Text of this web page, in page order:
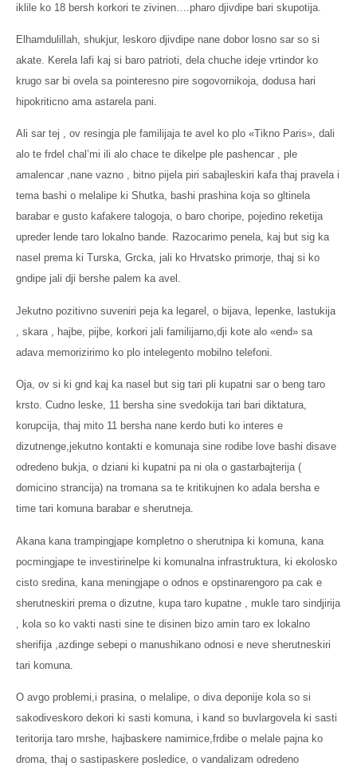
iklile ko 18 bersh korkori te zivinen….pharo djivdipe bari skupotija.
Elhamdulillah, shukjur, leskoro djivdipe nane dobor losno sar so si
akate. Kerela lafi kaj si baro patrioti, dela chuche ideje vrtindor ko
krugo sar bi ovela sa pointeresno pire sogovornikoja, dodusa hari
hipokriticno ama astarela pani.
Ali sar tej , ov resingja ple familijaja te avel ko plo «Tikno Paris», dali
alo te frdel chal’mi ili alo chace te dikelpe ple pashencar , ple
amalencar ,nane vazno , bitno pijela piri sabajleskiri kafa thaj pravela i
tema bashi o melalipe ki Shutka, bashi prashina koja so gltinela
barabar e gusto kafakere talogoja, o baro choripe, pojedino reketija
upreder lende taro lokalno bande. Razocarimo penela, kaj but sig ka
nasel prema ki Turska, Grcka, jali ko Hrvatsko primorje, thaj si ko
gndipe jali dji bershe palem ka avel.
Jekutno pozitivno suveniri peja ka legarel, o bijava, lepenke, lastukija
, skara , hajbe, pijbe, korkori jali familijarno,dji kote alo «end» sa
adava memorizirimo ko plo intelegento mobilno telefoni.
Oja, ov si ki gnd kaj ka nasel but sig tari pli kupatni sar o beng taro
krsto. Cudno leske, 11 bersha sine svedokija tari bari diktatura,
korupcija, thaj mito 11 bersha nane kerdo buti ko interes e
dizutnenge,jekutno kontakti e komunaja sine rodibe love bashi disave
odredeno bukja, o dziani ki kupatni pa ni ola o gastarbajterija (
domicino strancija) na tromana sa te kritikujnen ko adala bersha e
time tari komuna barabar e sherutneja.
Akana kana trampingjape kompletno o sherutnipa ki komuna, kana
pocmingjape te investirinelpe ki komunalna infrastruktura, ki ekolosko
cisto sredina, kana meningjape o odnos e opstinarengoro pa cak e
sherutneskiri prema o dizutne, kupa taro kupatne , mukle taro sindjirija
, kola so ko vakti nasti sine te disinen bizo amin taro ex lokalno
sherifija ,azdinge sebepi o manushikano odnosi e neve sherutneskiri
tari komuna.
O avgo problemi,i prasina, o melalipe, o diva deponije kola so si
sakodiveskoro dekori ki sasti komuna, i kand so buvlargovela ki sasti
teritorija taro mrshe, hajbaskere namirnice,frdibe o melale pajna ko
droma, thaj o sastipaskere posledice, o vandalizam odredeno